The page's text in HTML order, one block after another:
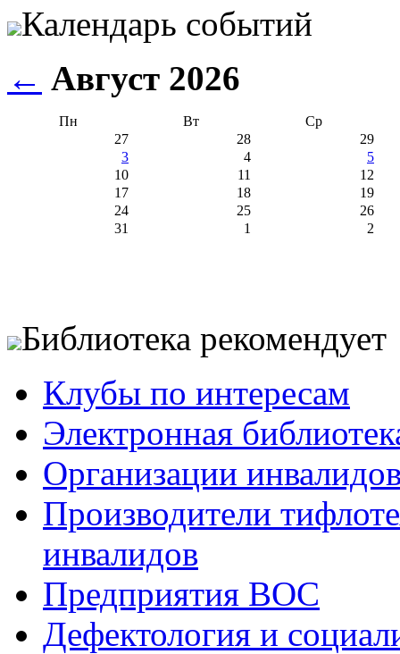
Календарь событий
← Август 2026
Пн Вт
Ср
27
28
29
3
4
5
10
11
12
17
18
19
24
25
26
31
1 2
Библиотека рекомендует
Клубы по интересам
Электронная
Организации
Производители
инвалидов
Предприятия ВОС
Дефектология и